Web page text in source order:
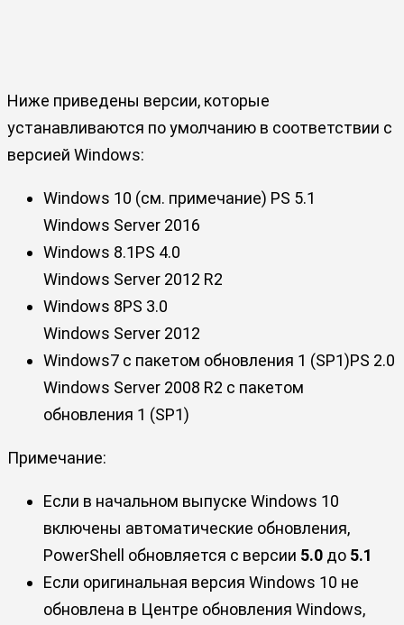
Ниже приведены версии, которые
устанавливаются по умолчанию в соответствии с
версией Windows:
Windows 10 (см. примечание) PS 5.1
Windows Server 2016
Windows 8.1PS 4.0
Windows Server 2012 R2
Windows 8PS 3.0
Windows Server 2012
Windows7 с пакетом обновления 1 (SP1)PS 2.0
Windows Server 2008 R2 с пакетом
обновления 1 (SP1)
Примечание:
Если в начальном выпуске Windows 10
включены автоматические обновления,
PowerShell обновляется с версии 5.0 до 5.1
Если оригинальная версия Windows 10 не
обновлена в Центре обновления Windows,